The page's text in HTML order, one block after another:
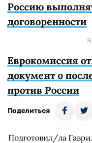
Россию
договоренности
Еврокомиссия
документ о
против России
Поделиться
Подготовил/ла